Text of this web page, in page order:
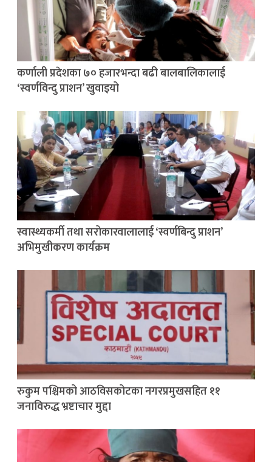
कर्णाली प्रदेशका ७० हजारभन्दा बढी बालबालिकालाई
‘स्वर्णविन्दु प्राशन’ खुवाइयो
स्वास्थ्यकर्मी तथा सरोकारवालालाई ‘स्वर्णबिन्दु प्राशन’
अभिमुखीकरण कार्यक्रम
रुकुम पश्चिमको आठविसकोटका नगरप्रमुखसहित ११
जनाविरुद्ध भ्रष्टाचार मुद्दा